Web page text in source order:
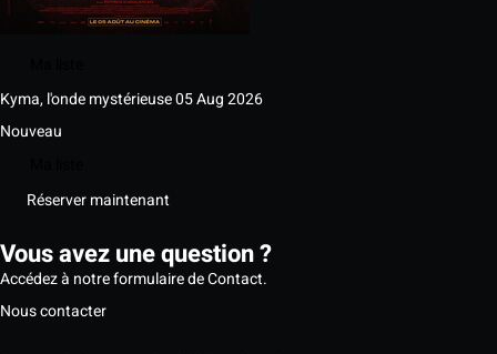
Kyma, l'onde mystérieuse05 Aug 2026
Nouveau
Réserver maintenant
Vous avez une question ?
Accédez à notre formulaire de Contact.
Nous contacter